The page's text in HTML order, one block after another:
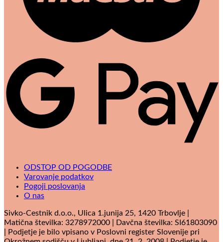
ODSTOP OD POGODBE
Varovanje podatkov
Pogoji poslovanja
O nas
Sivko-Cestnik d.o.o., Ulica 1.junija 25, 1420 Trbovlje |
Matična številka: 3278972000 | Davčna številka: SI61803090
| Podjetje je bilo vpisano v Poslovni register Slovenije pri